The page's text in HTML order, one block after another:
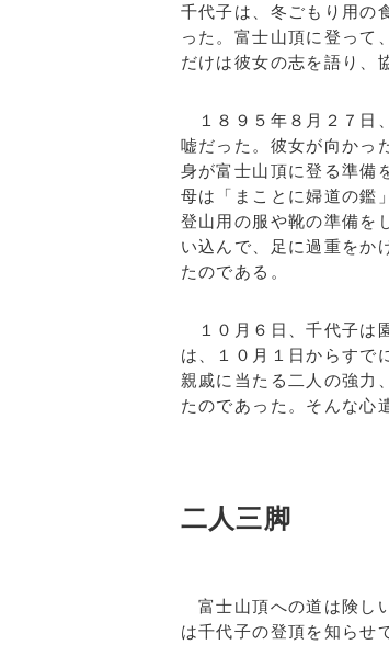
千代子は、冬ごもり用の
った。富士山頂に登って
だけは彼女の志を語り、
１８９５年８月２７日
嘘だった。彼女が向かっ
身が富士山頂に登る準備
母は「まことに婦道の鑑
登山用の服や靴の準備を
い込んで、足に過重をか
たのである。
１０月６日、千代子は
は、１０月１日からすで
親戚に当たる二人の強力
たのであった。そんな心
二人三脚
富士山頂への道は険し
は千代子の登頂を知らせ